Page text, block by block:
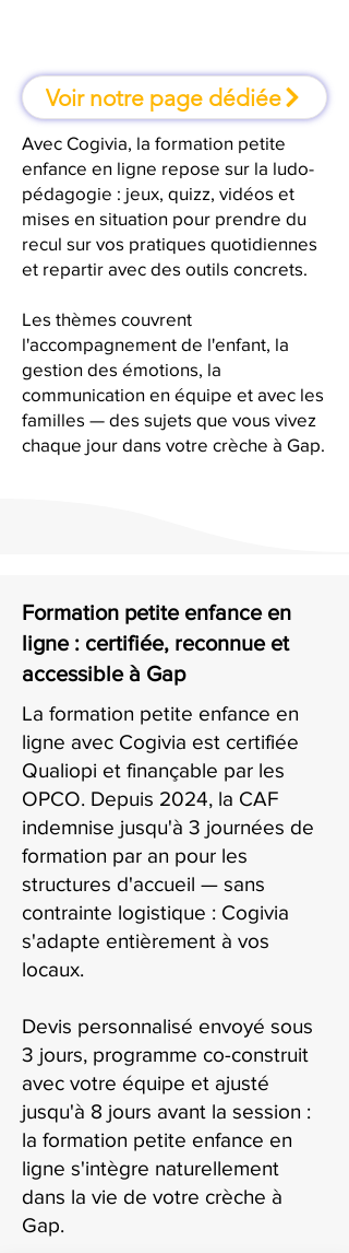
Voir notre page dédiée
Avec Cogivia, la formation petite
enfance en ligne repose sur la ludo-
pédagogie : jeux, quizz, vidéos et
mises en situation pour prendre du
recul sur vos pratiques quotidiennes
et repartir avec des outils concrets.
Les thèmes couvrent
l'accompagnement de l'enfant, la
gestion des émotions, la
communication en équipe et avec les
familles — des sujets que vous vivez
chaque jour dans votre crèche à Gap.
Formation petite enfance en
ligne : certifiée, reconnue et
accessible à Gap
La formation petite enfance en
ligne avec Cogivia est certifiée
Qualiopi et finançable par les
OPCO. Depuis 2024, la CAF
indemnise jusqu'à 3 journées de
formation par an pour les
structures d'accueil — sans
contrainte logistique : Cogivia
s'adapte entièrement à vos
locaux.
Devis personnalisé envoyé sous
3 jours, programme co-construit
avec votre équipe et ajusté
jusqu'à 8 jours avant la session :
la formation petite enfance en
ligne s'intègre naturellement
dans la vie de votre crèche à
Gap.